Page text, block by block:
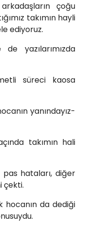
çoğu
takımın hayli
ediyoruz.
yazılarımızda
süreci kaosa
yanındayız-
takımın hali
pas hataları, diğer
çekti.
hocanın da dediği